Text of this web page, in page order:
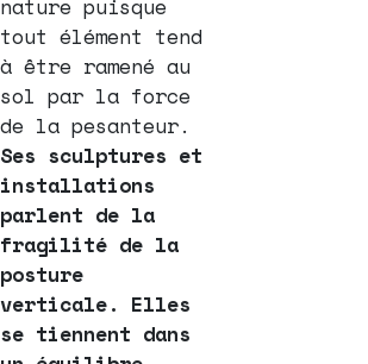
nature puisque
tout élément tend
à être ramené au
sol par la force
de la pesanteur.
Ses sculptures et
installations
parlent de la
fragilité de la
posture
verticale. Elles
se tiennent dans